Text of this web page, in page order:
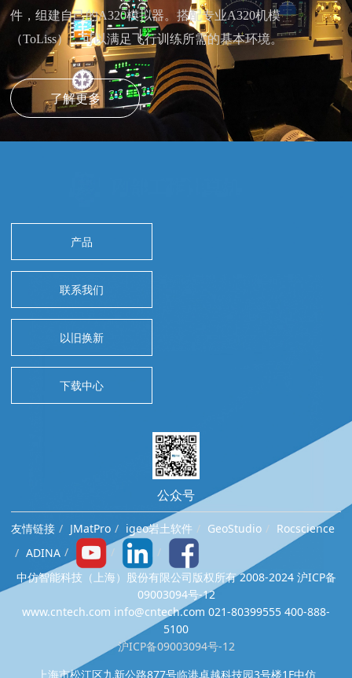
件，组建自己的A320模拟器。搭配专业A320机模
（ToLiss），可以满足飞行训练所需的基本环境。
了解更多
产品
联系我们
以旧换新
下载中心
公众号
友情链接 JMatPro igeo岩土软件 GeoStudio
Rocscience
ADINA
中仿智能科技（上海）股份有限公司版权所有 2008-2024 沪ICP备
09003094号-12
www.cntech.com info@cntech.com 021-80399555 400-888-
5100
沪ICP备09003094号-12
上海市松江区九新公路877号临港卓越科技园3号楼1F中仿